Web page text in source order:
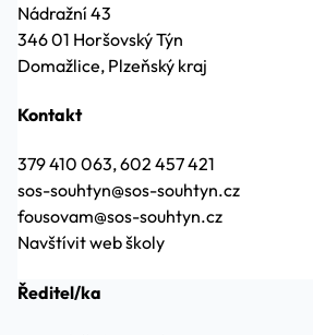
Nádražní 43
346 01 Horšovský Týn
Domažlice, Plzeňský kraj
Kontakt
379 410 063, 602 457 421
sos-souhtyn@sos-souhtyn.cz
fousovam@sos-souhtyn.cz
Navštívit web školy
Ředitel/ka